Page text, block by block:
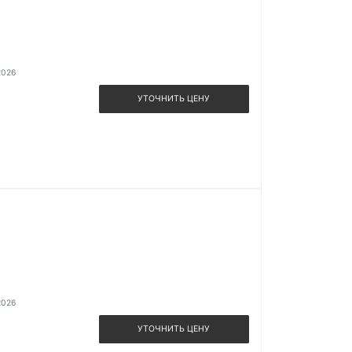
УТОЧНИТЬ ЦЕНУ
УТОЧНИТЬ ЦЕНУ